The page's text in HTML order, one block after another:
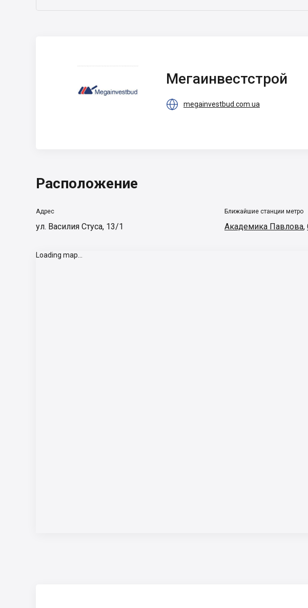
Мегаинвестстрой
Мегаинвестстрой
 megainvestbud.com.ua
Расположение
Адрес
ул. Василия Стуса, 13/1
Ближайшие станции метро
Академика Павлова,
Loading map...